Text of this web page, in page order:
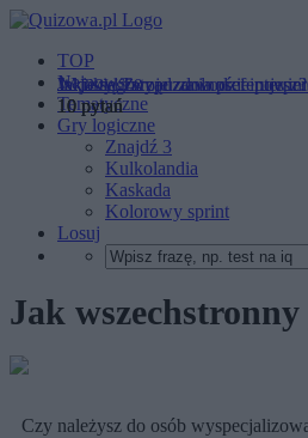
TOP
Najnowsze
Tematyczne
Gry logiczne
Znajdź 3
Kulkolandia
Kaskada
Kolorowy sprint
Losuj
Jak
Czy należysz do osób
Jaki styl zarządzania preferujesz?
10 pytań
Jakie są Twoje zdolności
10 pytań
W jakiego typu zawodzie
10 pytań